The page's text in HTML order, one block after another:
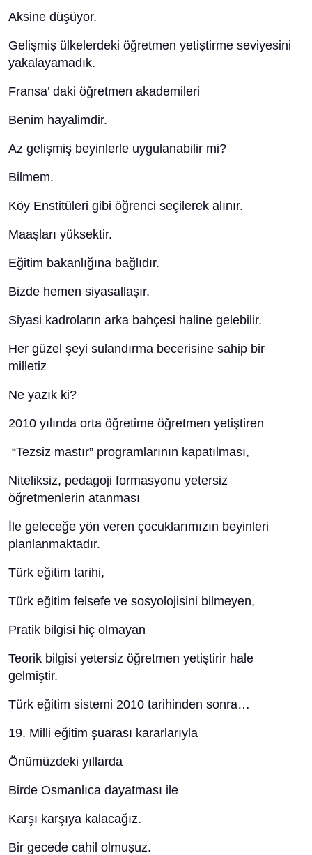
Aksine düşüyor.
Gelişmiş ülkelerdeki öğretmen yetiştirme seviyesini
yakalayamadık.
Fransa’ daki öğretmen akademileri
Benim hayalimdir.
Az gelişmiş beyinlerle uygulanabilir mi?
Bilmem.
Köy Enstitüleri gibi öğrenci seçilerek alınır.
Maaşları yüksektir.
Eğitim bakanlığına bağlıdır.
Bizde hemen siyasallaşır.
Siyasi kadroların arka bahçesi haline gelebilir.
Her güzel şeyi sulandırma becerisine sahip bir
milletiz
Ne yazık ki?
2010 yılında orta öğretime öğretmen yetiştiren
“Tezsiz mastır” programlarının kapatılması,
Niteliksiz, pedagoji formasyonu yetersiz
öğretmenlerin atanması
İle geleceğe yön veren çocuklarımızın beyinleri
planlanmaktadır.
Türk eğitim tarihi,
Türk eğitim felsefe ve sosyolojisini bilmeyen,
Pratik bilgisi hiç olmayan
Teorik bilgisi yetersiz öğretmen yetiştirir hale
gelmiştir.
Türk eğitim sistemi 2010 tarihinden sonra…
19. Milli eğitim şuarası kararlarıyla
Önümüzdeki yıllarda
Birde Osmanlıca dayatması ile
Karşı karşıya kalacağız.
Bir gecede cahil olmuşuz.